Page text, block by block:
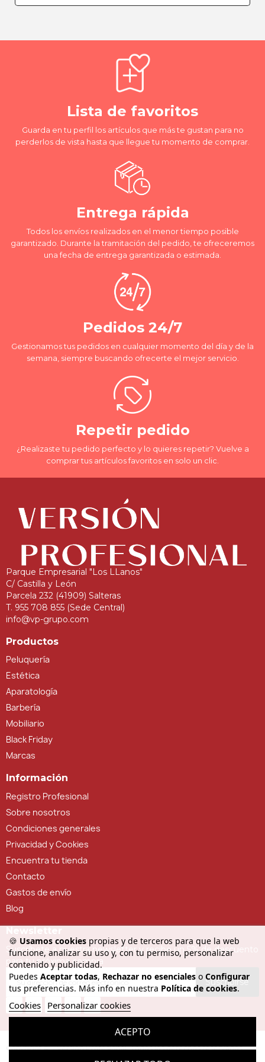
🍪 Usamos cookies propias y de terceros para que la web
funcione, analizar su uso y, con tu permiso, personalizar
contenido y publicidad.
Puedes Aceptar todas, Rechazar no esenciales o Configurar
tus preferencias. Más info en nuestra Política de cookies.
Cookies Personalizar cookies
ACEPTO
Lista de favoritos
Guarda en tu perfil los artículos que más te gustan para no
perderlos de vista hasta que llegue tu momento de comprar.
Entrega rápida
Todos los envíos realizados en el menor tiempo posible
garantizado. Durante la tramitación del pedido, te ofreceremos
una fecha de entrega garantizada o estimada.
Pedidos 24/7
Gestionamos tus pedidos en cualquier momento del día y de la
semana, siempre buscando ofrecerte el mejor servicio.
Repetir pedido
¿Realizaste tu pedido perfecto y lo quieres repetir? Vuelve a
comprar tus artículos favoritos en solo un clic.
Parque Empresarial "Los LLanos"
C/ Castilla y León
Parcela 232 (41909) Salteras
T. 955 708 855 (Sede Central)
info@vp-grupo.com
Productos
Peluquería
Estética
Aparatología
Barbería
Mobiliario
Black Friday
Marcas
Información
Registro Profesional
Sobre nosotros
Condiciones generales
Privacidad y Cookies
Encuentra tu tienda
Contacto
Gastos de envío
Blog
Suscríbete a nuestra newsletter y recibe un 5% de descuento
para tu próxima compra
Suscribirse
Copyright © - Versión Profesional. Todos los derechos reservados